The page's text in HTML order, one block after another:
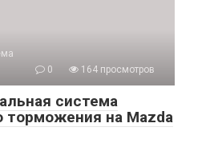
0
164 просмотров
система
торможения на Mazda